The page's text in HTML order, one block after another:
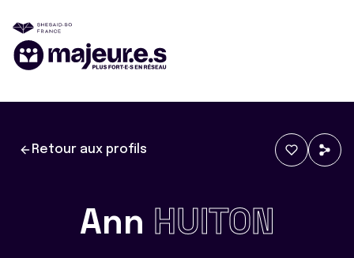
Retour aux profils
Ann HUITON